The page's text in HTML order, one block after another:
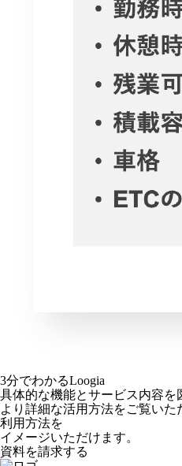
3分でわかるLoogia
具体的な機能とサービス内容を
より詳細な活用方法をご覧い
利用方法を
イメージいただけます。
資料を請求する